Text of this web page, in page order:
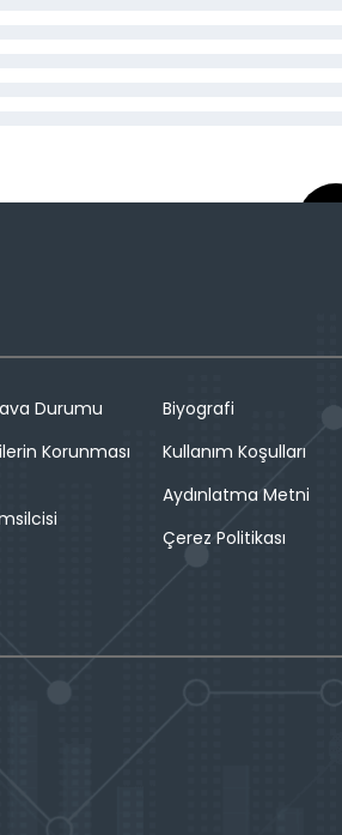
Durumu
Korunması
Biyografi
Kullanım Koşulları
Aydınlatma Metni
Çerez Politikası